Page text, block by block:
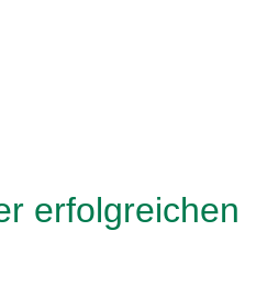
erfolgreichen